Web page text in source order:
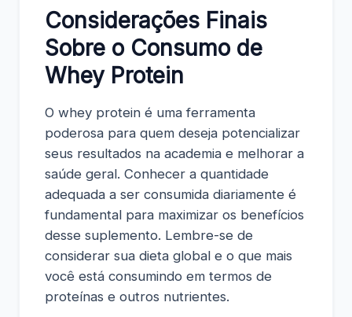
Considerações Finais
Sobre o Consumo de
Whey Protein
O whey protein é uma ferramenta
poderosa para quem deseja potencializar
seus resultados na academia e melhorar a
saúde geral. Conhecer a quantidade
adequada a ser consumida diariamente é
fundamental para maximizar os benefícios
desse suplemento. Lembre-se de
considerar sua dieta global e o que mais
você está consumindo em termos de
proteínas e outros nutrientes.